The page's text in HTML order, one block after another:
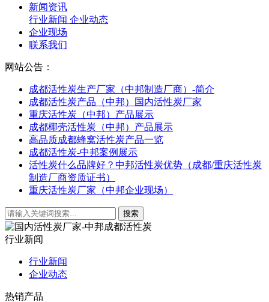
新闻资讯
行业新闻 企业动态
企业现场
联系我们
网站公告：
成都活性炭生产厂家（中邦制造厂商）-简介
成都活性炭产品（中邦）国内活性炭厂家
重庆活性炭（中邦）产品展示
成都椰壳活性炭（中邦）产品展示
高品质成都蜂窝活性炭产品一览
成都活性炭-中邦案例展示
活性炭什么品牌好？中邦活性炭优势（成都/重庆活性炭
制造厂商资质证书）
重庆活性炭厂家（中邦企业现场）
行业新闻
行业新闻
企业动态
热销产品